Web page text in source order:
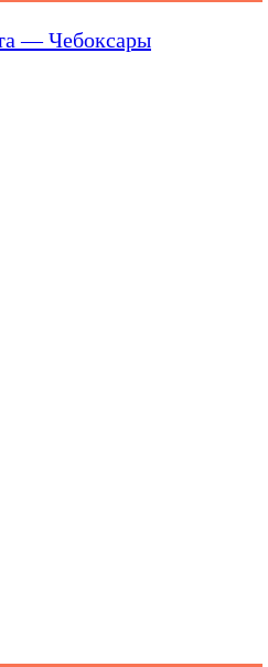
— Чебоксары